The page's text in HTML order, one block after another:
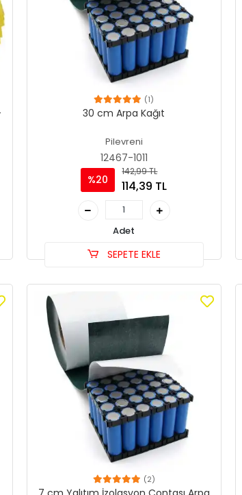
(1)
30 cm Arpa Kağıt
Pilevreni
12467-1011
%20
142,99 TL
114,39 TL
Adet
SEPETE EKLE
(2)